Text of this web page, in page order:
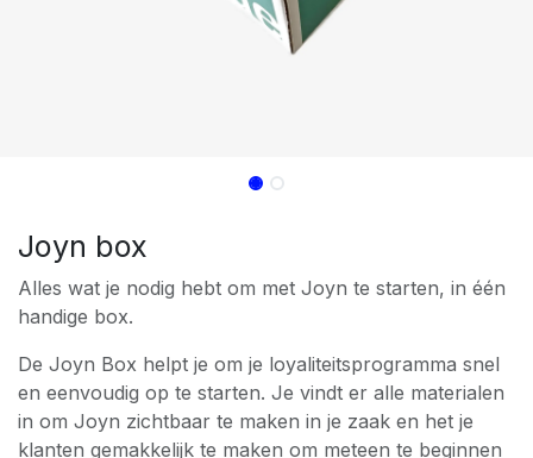
Joyn box
Alles wat je nodig hebt om met Joyn te starten, in één
handige box.
De Joyn Box helpt je om je loyaliteitsprogramma snel
en eenvoudig op te starten. Je vindt er alle materialen
in om Joyn zichtbaar te maken in je zaak en het je
klanten gemakkelijk te maken om meteen te beginnen